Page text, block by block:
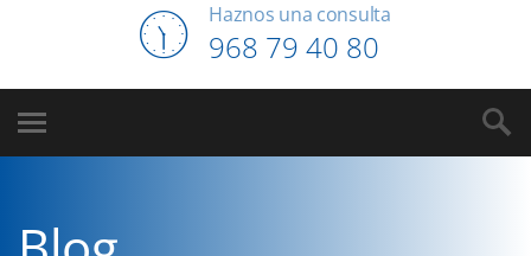
Haznos una consulta
968 79 40 80